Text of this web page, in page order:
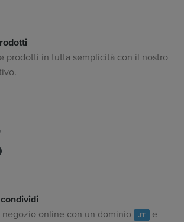
prodotti in tutta semplicità con il nostro
online con un dominio
.IT
e